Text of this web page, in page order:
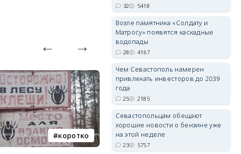
06/08/2026 20:01
коротко
32 5418
Возле памятника «Солдату и
Матросу» появятся каскадные
водопады
28 4167
Чем Севастополь намерен
привлекать инвесторов до 2039
года
25 2185
Севастопольцам обещают
хорошие новости о бензине уже
на этой неделе
23 5757